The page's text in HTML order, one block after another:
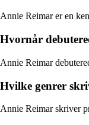
Annie Reimar er en
Hvornår
Annie Reimar
Hvilke genrer
Annie Reimar skriver